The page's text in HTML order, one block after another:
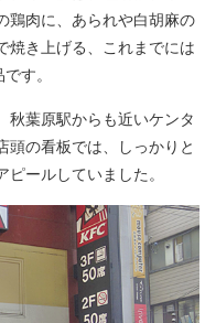
鶏肉に、あられや白胡麻の
焼き上げる、これまでには
す。
葉原駅からも近いケンタ
頭の看板では、しっかりと
ールしていました。